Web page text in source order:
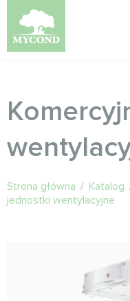
Strona główna / Katalog
jednostki wentylacyjne